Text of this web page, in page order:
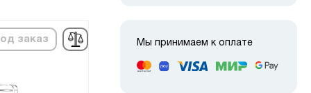
заказ под заказ
Мы принимаем к оплате